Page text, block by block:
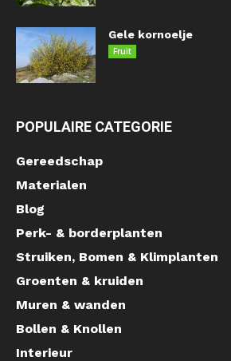
Gele kornoelje
Fruit
POPULAIRE CATEGORIE
Gereedschap
Materialen
Blog
Perk- & borderplanten
Struiken, Bomen & Klimplanten
Groenten & kruiden
Muren & wanden
Bollen & Knollen
Interieur